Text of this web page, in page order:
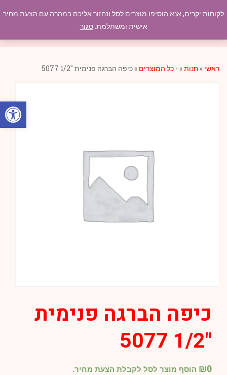
פתח
ראשי »חנות» - כל המוצרים »כיפה הברגה פנימית "1/2 5077
כיפה הברגה פנימית
"1/2 5077
₪0 הוסף מוצר לסל לקבלת הצעת מחיר.
לקוחות יקרים, אנא הוסיפו מוצרים לסל ונחזור אליכם במהרה עם הצעת מחיר
אישית ומשתלמת.סגור